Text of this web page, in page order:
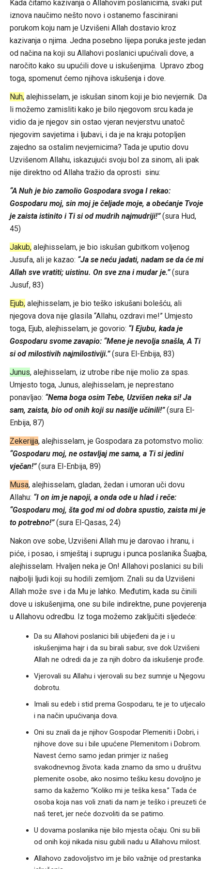
Kada čitamo kazivanja o Allahovim poslanicima, svaki put
iznova naučimo nešto novo i ostanemo fascinirani
porukom koju nam je Uzvišeni Allah dostavio kroz
kazivanja o njima. Jedna posebno lijepa poruka jeste jedan
od načina na koji su Allahovi poslanici upućivali dove, a
naročito kako su upućili dove u iskušenjima. Upravo zbog
toga, spomenut ćemo njihova iskušenja i dove.
Nuh,alejhisselam, je iskušan sinom koji je bio nevjernik. Da
li možemo zamisliti kako je bilo njegovom srcu kada je
vidio da je njegov sin ostao vjeran nevjerstvu unatoč
njegovim savjetima i ljubavi, i da je na kraju potopljen
zajedno sa ostalim nevjernicima? Tada je uputio dovu
Uzvišenom Allahu, iskazujući svoju bol za sinom, ali ipak
nije direktno od Allaha tražio da oprosti sinu:
“A Nuh je bio zamolio Gospodara svoga I rekao:
Gospodaru moj, sin moj je čeljade moje, a obećanje Tvoje
je zaista istinito i Ti si od mudrih najmudriji!”(sura Hud,
45)
Jakub,alejhisselam, je bio iskušan gubitkom voljenog
Jusufa, ali je kazao: “Ja se neću jadati, nadam se da će mi
Allah sve vratiti; uistinu. On sve zna i mudar je.”(sura
Jusuf, 83)
Ejub,alejhisselam, je bio teško iskušani bolešću, ali
njegova dova nije glasila “Allahu, ozdravi me!” Umjesto
toga, Ejub, alejhisselam, je govorio: “I Ejubu, kada je
Gospodaru svome zavapio: “Mene je nevolja snašla, A Ti
si od milostivih najmilostiviji.”(sura El-Enbija, 83)
Junus, alejhisselam, iz utrobe ribe nije molio za spas.
Umjesto toga, Junus, alejhisselam, je neprestano
ponavljao: “Nema boga osim Tebe, Uzvišen neka si! Ja
sam, zaista, bio od onih koji su nasilje učinili!”(sura El-
Enbija, 87)
Zekerijja, alejhisselam, je Gospodara za potomstvo molio:
“Gospodaru moj, ne ostavljaj me sama, a Ti si jedini
vječan!”(sura El-Enbija, 89)
Musa, alejhisselam, gladan, žedan i umoran uči dovu
Allahu: “I on im je napoji, a onda ode u hlad i reče:
“Gospodaru moj, šta god mi od dobra spustio, zaista mi je
to potrebno!”(sura El-Qasas, 24)
Nakon ove sobe, Uzvišeni Allah mu je darovao i hranu, i
piće, i posao, i smještaj i suprugu i punca poslanika Šuajba,
alejhisselam. Hvaljen neka je On! Allahovi poslanici su bili
najbolji ljudi koji su hodili zemljom. Znali su da Uzvišeni
Allah može sve i da Mu je lahko. Međutim, kada su činili
dove u iskušenjima, one su bile indirektne, pune povjerenja
u Allahovu odredbu. Iz toga možemo zaključiti sljedeće:
Da su Allahovi poslanici bili ubijeđeni da je i u
iskušenjima hajr i da su birali sabur, sve dok Uzvišeni
Allah ne odredi da je za njih dobro da iskušenje prođe.
Vjerovali su Allahu i vjerovali su bez sumnje u Njegovu
dobrotu.
Imali su edeb i stid prema Gospodaru, te je to utjecalo
i na način upućivanja dova.
Oni su znali da je njihov Gospodar Plemeniti i Dobri, i
njihove dove su i bile upućene Plemenitom i Dobrom.
Navest ćemo samo jedan primjer iz našeg
svakodnevnog života: kada znamo da smo u društvu
plemenite osobe, ako nosimo tešku kesu dovoljno je
samo da kažemo “Koliko mi je teška kesa.” Tada će
osoba koja nas voli znati da nam je teško i preuzeti će
naš teret, jer neće dozvoliti da se patimo.
U dovama poslanika nije bilo mjesta očaju. Oni su bili
od onih koji nikada nisu gubili nadu u Allahovu milost.
Allahovo zadovoljstvo im je bilo važnije od prestanka